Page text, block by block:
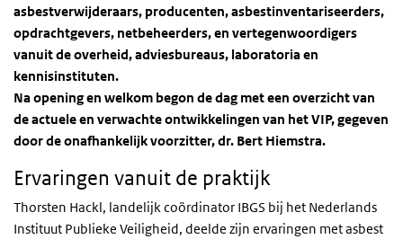
asbestverwijderaars, producenten, asbestinventariseerders,
opdrachtgevers, netbeheerders, en vertegenwoordigers
vanuit de overheid, adviesbureaus, laboratoria en
kennisinstituten.
Na opening en welkom begon de dag met een overzicht van
de actuele en verwachte ontwikkelingen van het VIP, gegeven
door de onafhankelijk voorzitter, dr. Bert Hiemstra.
Ervaringen vanuit de praktijk
Thorsten Hackl, landelijk coördinator IBGS bij het Nederlands
Instituut Publieke Veiligheid, deelde zijn ervaringen met asbest